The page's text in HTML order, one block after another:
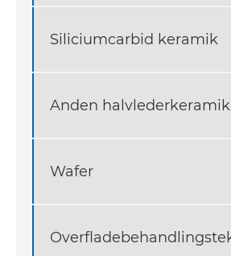
Siliciumcarbid keramik
Anden halvlederkeramik
Wafer